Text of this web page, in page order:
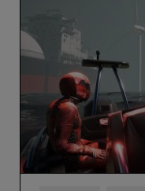
Selves:
Humanity,
Animal,